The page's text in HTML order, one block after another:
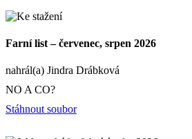
Farní list – červenec, srpen 2026
nahrál(a) Jindra Drábková
NO A CO?
Stáhnout soubor